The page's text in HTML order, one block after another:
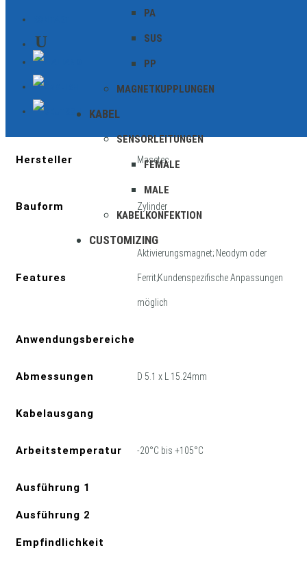
PA
SUS
PP
MAGNETKUPPLUNGEN
KABEL
SENSORLEITUNGEN
FEMALE
MALE
KABELKONFEKTION
CUSTOMIZING
Zusätzliche Informationen
Hersteller Masetec
Bauform Zylinder
Features
Aktivierungsmagnet; Neodym oder
Ferrit;Kundenspezifische Anpassungen
möglich
Anwendungsbereiche
Abmessungen D 5.1 x L 15.24mm
Kabelausgang
Arbeitstemperatur -20°C bis +105°C
Ausführung 1
Ausführung 2
Empfindlichkeit